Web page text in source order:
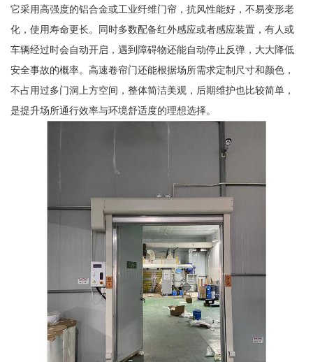
它采用高强度的铝合金或工业纤维门帘，抗风性能好，不易变形老
化，使用寿命更长。同时多数配备红外感应或者感应装置，有人或
车辆经过时会自动开启，遇到障碍物还能自动停止反弹，大大降低
安全事故的概率。高速卷帘门还能根据场所需求定制尺寸和颜色，
不占用过多门洞上方空间，整体简洁美观，后期维护也比较简单，
是提升场所通行效率与环境舒适度的理想选择。